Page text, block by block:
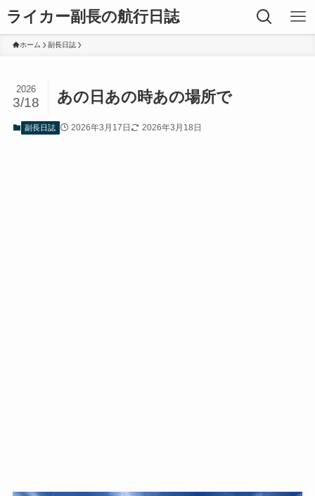
ライカー副長の航行日誌
ホーム 副長日誌
あの日あの時あの場所で
2026
3/18
副長日誌 2026年3月17日 2026年3月18日